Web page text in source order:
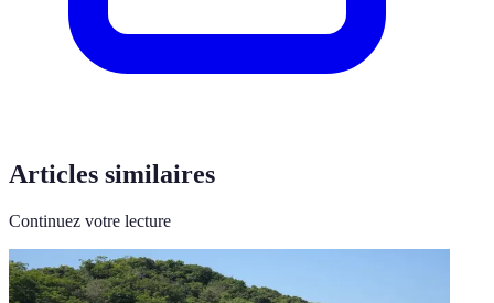
Articles similaires
Continuez votre lecture